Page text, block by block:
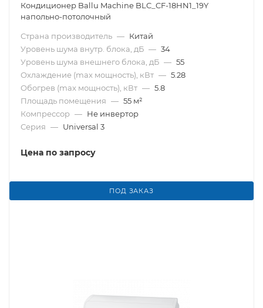
Кондиционер Ballu Machine BLC_CF-18HN1_19Y
напольно-потолочный
Страна производитель — Китай
Уровень шума внутр. блока, дБ — 34
Уровень шума внешнего блока, дБ — 55
Охлаждение (max мощность), кВт — 5.28
Обогрев (max мощность), кВт — 5.8
Площадь помещения — 55 м²
Компрессор — Не инвертор
Серия — Universal 3
Цена по запросу
ПОД ЗАКАЗ